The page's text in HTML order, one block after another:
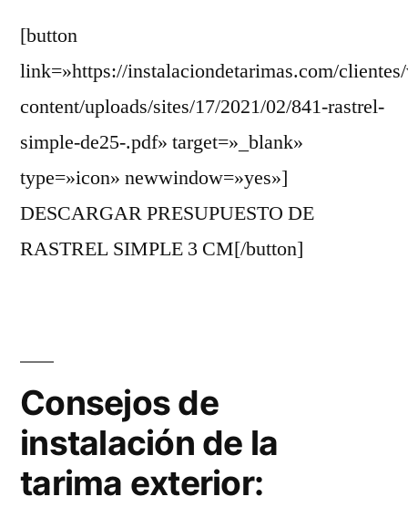
[button
link=»https://instalaciondetarimas.com/
content/uploads/sites/17/2021/02/841-rastrel-
simple-de25-.pdf» target=»_blank»
type=»icon» newwindow=»yes»]
DESCARGAR PRESUPUESTO DE
RASTREL SIMPLE 3 CM[/button]
Consejos de
instalación de la
tarima exterior: